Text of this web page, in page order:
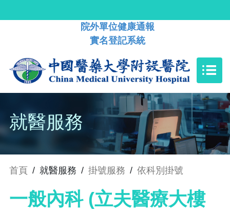
院外單位健康通報
實名登記系統
就醫服務
首頁 / 就醫服務 / 掛號服務 / 依科別掛號
一般內科 (立夫醫療大樓